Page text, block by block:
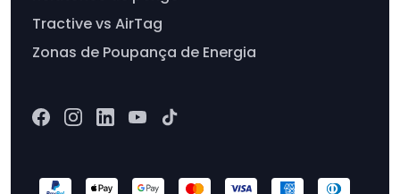
Tractive vs AirTag
Zonas de Poupança de Energia